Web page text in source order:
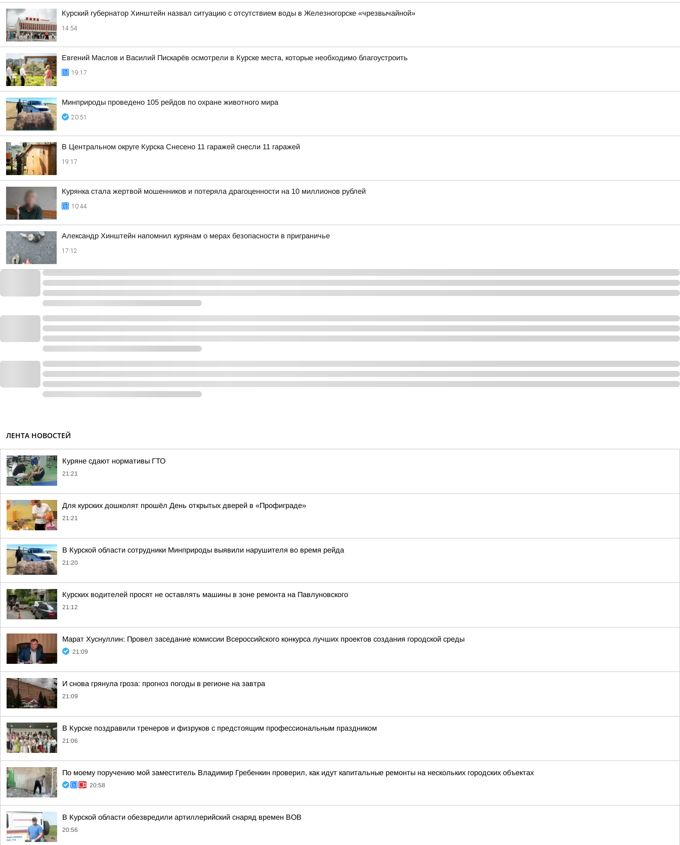
Курский губернатор Хинштейн назвал ситуацию с отсутствием воды в Железногорске «чрезвычайной»
14:54
Евгений Маслов и Василий Пискарёв осмотрели в Курске места, которые необходимо благоустроить
19:17
Минприроды проведено 105 рейдов по охране животного мира
20:51
В Центральном округе Курска Снесено 11 гаражей снесли 11 гаражей
19:17
Курянка стала жертвой мошенников и потеряла драгоценности на 10 миллионов рублей
10:44
Александр Хинштейн напомнил курянам о мерах безопасности в приграничье
17:12
ЛЕНТА НОВОСТЕЙ
Куряне сдают нормативы ГТО
21:21
Для курских дошколят прошёл День открытых дверей в «Профиграде»
21:21
В Курской области сотрудники Минприроды выявили нарушителя во время рейда
21:20
Курских водителей просят не оставлять машины в зоне ремонта на Павлуновского
21:12
Марат Хуснуллин: Провел заседание комиссии Всероссийского конкурса лучших проектов создания городской среды
21:09
И снова грянула гроза: прогноз погоды в регионе на завтра
21:09
В Курске поздравили тренеров и физруков с предстоящим профессиональным праздником
21:06
По моему поручению мой заместитель Владимир Гребенкин проверил, как идут капитальные ремонты на нескольких городских объектах
20:58
В Курской области обезвредили артиллерийский снаряд времен ВОВ
20:56